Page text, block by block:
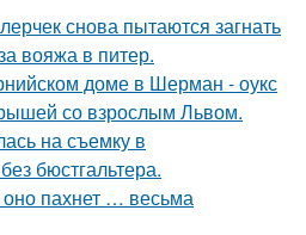
снова пытаются загнать
вояжа в питер.
доме в Шерман - оукс
со взрослым Львом.
на съемку в
бюстгальтера.
пахнет … весьма